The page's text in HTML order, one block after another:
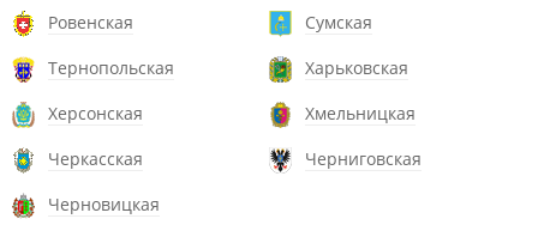
Ровенская
Сумская
Тернопольская
Харьковская
Херсонская
Хмельницкая
Черкасская
Черниговская
Черновицкая